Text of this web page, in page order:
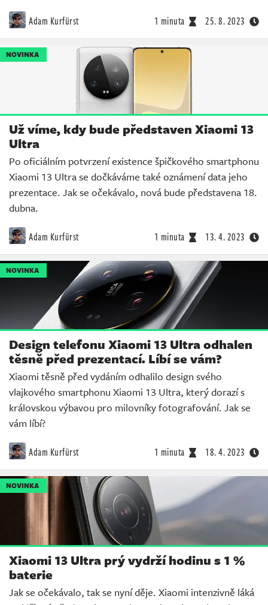
Adam Kurfürst 1 minuta 25. 8. 2023
NOVINKA
Už víme, kdy bude představen Xiaomi 13
Ultra
Po oficiálním potvrzení existence špičkového smartphonu
Xiaomi 13 Ultra se dočkáváme také oznámení data jeho
prezentace. Jak se očekávalo, nová bude představena 18.
dubna.
Adam Kurfürst 1 minuta 13. 4. 2023
NOVINKA
Design telefonu Xiaomi 13 Ultra odhalen
těsně před prezentací. Líbí se vám?
Xiaomi těsně před vydáním odhalilo design svého
vlajkového smartphonu Xiaomi 13 Ultra, který dorazí s
královskou výbavou pro milovníky fotografování. Jak se
vám líbí?
Adam Kurfürst 1 minuta 18. 4. 2023
NOVINKA
Xiaomi 13 Ultra prý vydrží hodinu s 1 %
baterie
Jak se očekávalo, tak se nyní děje. Xiaomi intenzivně láká